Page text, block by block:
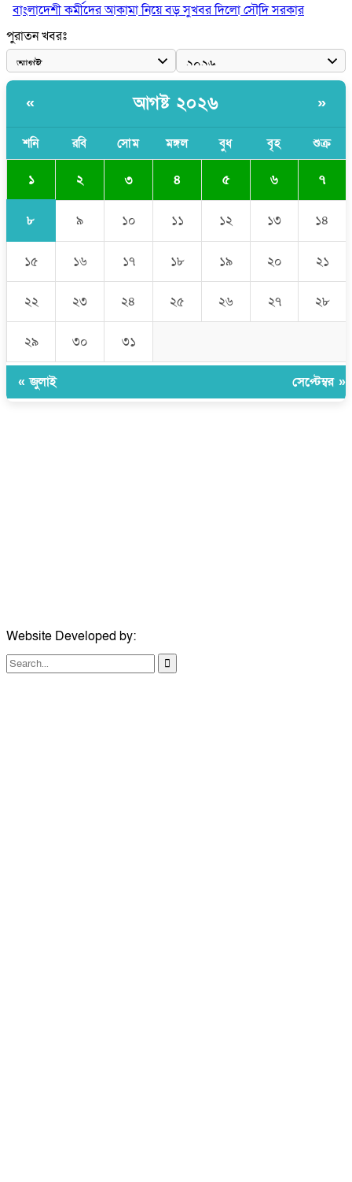
বাংলাদেশী কর্মীদের আকামা নিয়ে বড় সুখবর দিলো সৌদি সরকার
ভারতের পূর্ব সীমান্তে এখন ‘আরেকটি পাকিস্তান’ গড়ে উঠেছে: সজীব
ওয়াজেদ জয়
যে ডকুমেন্টারিতে আবু সাঈদের ছবি নেই, সেটা কোনো ডকুমেন্টারি নয়:
ভারপ্রাপ্ত রাষ্ট্রপতি
পুরাতন খবরঃ
« আগষ্ট ২০২৬ »
শনি রবি সোম মঙ্গল বুধ বৃহ শুক্র
১ ২ ৩ ৪ ৫ ৬ ৭
৮ ৯ ১০ ১১ ১২ ১৩ ১৪
১৫ ১৬ ১৭ ১৮ ১৯ ২০ ২১
২২ ২৩ ২৪ ২৫ ২৬ ২৭ ২৮
২৯ ৩০ ৩১
« জুলাই সেপ্টেম্বর »
Website Developed by: